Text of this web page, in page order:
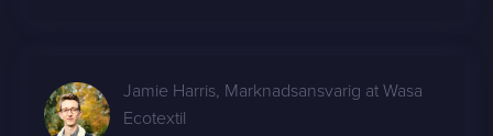
Jamie Harris, Marknadsansvarig at Wasa
Ecotextil